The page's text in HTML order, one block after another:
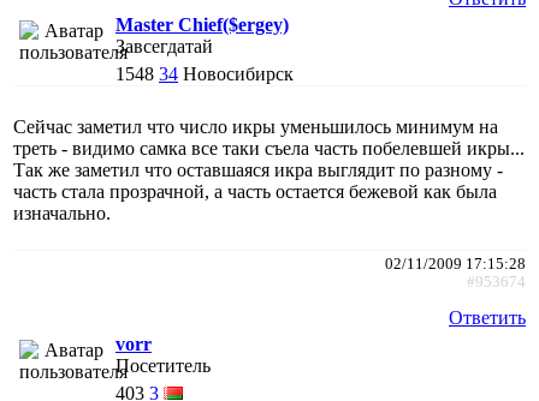
Master Chief($ergey)
Завсегдатай
1548 34 Новосибирск
Сейчас заметил что число икры уменьшилось минимум на
треть - видимо самка все таки съела часть побелевшей икры...
Так же заметил что оставшаяся икра выглядит по разному -
часть стала прозрачной, а часть остается бежевой как была
изначально.
02/11/2009 17:15:28
#953674
Ответить
vorr
Посетитель
403 3